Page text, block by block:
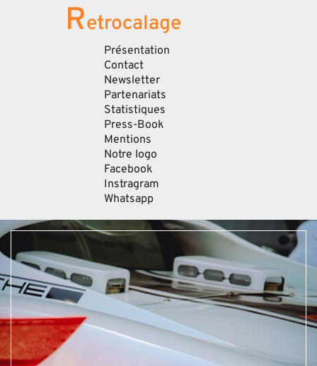
Retrocalage
Présentation
Contact
Newsletter
Partenariats
Statistiques
Press-Book
Mentions
Notre logo
Facebook
Instragram
Whatsapp